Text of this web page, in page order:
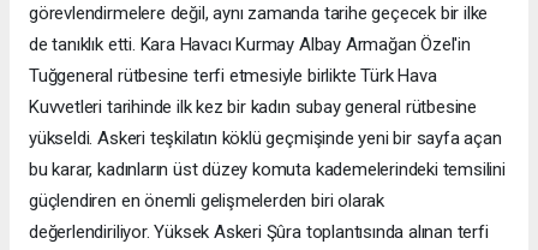
görevlendirmelere değil, aynı zamanda tarihe geçecek bir ilke
de tanıklık etti. Kara Havacı Kurmay Albay Armağan Özel'in
Tuğgeneral rütbesine terfi etmesiyle birlikte Türk Hava
Kuvvetleri tarihinde ilk kez bir kadın subay general rütbesine
yükseldi. Askeri teşkilatın köklü geçmişinde yeni bir sayfa açan
bu karar, kadınların üst düzey komuta kademelerindeki temsilini
güçlendiren en önemli gelişmelerden biri olarak
değerlendiriliyor. Yüksek Askeri Şûra toplantısında alınan terfi